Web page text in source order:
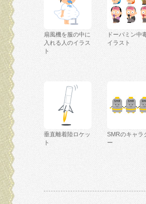
扇風機を服の中に
入れる人のイラス
ト
ドーパミン中
イラスト
垂直離着陸ロケッ
ト
SMRのキャラ
ー